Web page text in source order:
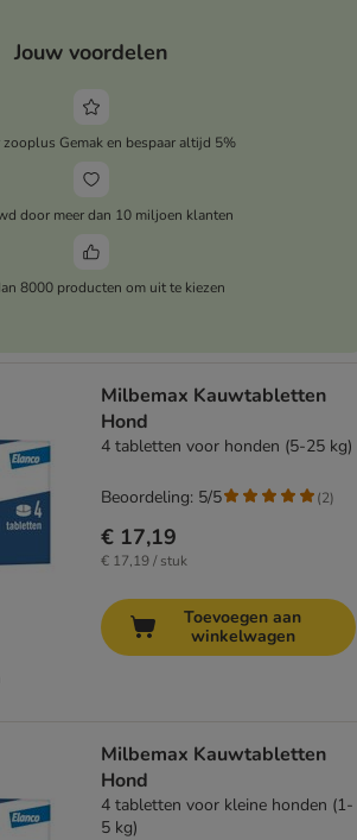
Jouw voordelen
Gemak en bespaar altijd 5%
door meer dan 10 miljoen klanten
8000 producten om uit te kiezen
Milbemax Kauwtabletten
Hond
4 tabletten voor honden (5-25 kg)
€ 17,19
€ 17,19 / stuk
Beoordeling: 5/5 (2)
Toevoegen aan
winkelwagen
Milbemax Kauwtabletten
Hond
4 tabletten voor kleine honden (1-
5 kg)